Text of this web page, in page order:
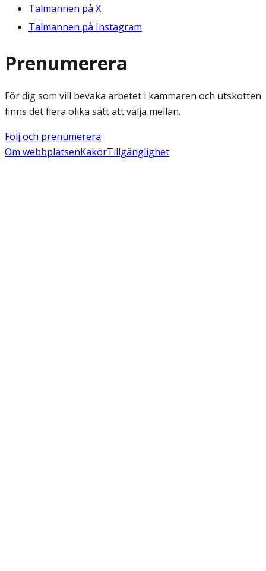
Talmannen på X
Talmannen på Instagram
Prenumerera
För dig som vill bevaka arbetet i kammaren och utskotten
finns det flera olika sätt att välja mellan.
Följ och prenumerera
Om webbplatsenKakorTillgänglighet